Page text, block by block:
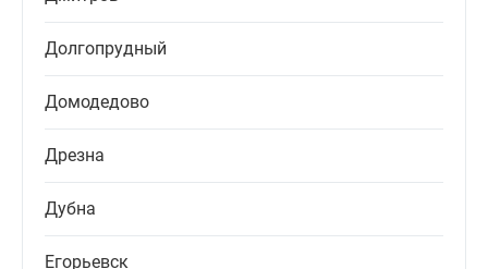
Долгопрудный
Домодедово
Дрезна
Дубна
Егорьевск